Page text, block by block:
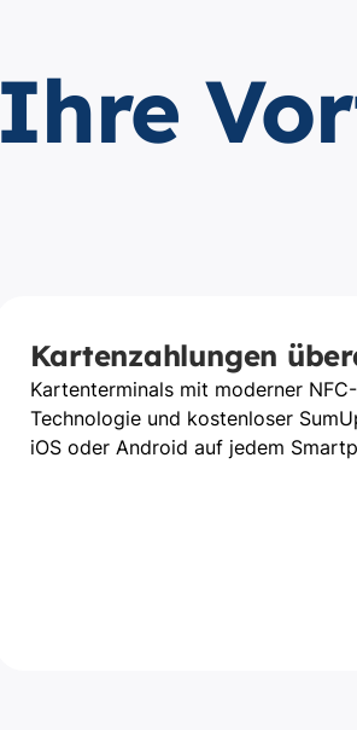
Ihre
Kartenzahlungen
Kartenterminals mit moderner NFC-
Technologie und kostenloser
iOS oder Android auf jedem